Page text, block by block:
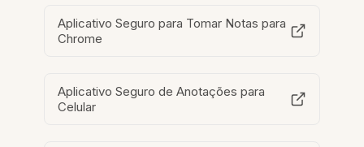
Aplicativo Seguro para Tomar Notas para
Chrome
Aplicativo Seguro de Anotações para
Celular